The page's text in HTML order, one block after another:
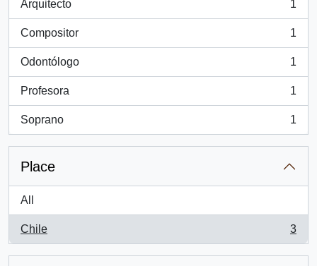
Arquitecto
, 1 results
1
Compositor
, 1 results
1
Odontólogo
, 1 results
1
Profesora
, 1 results
1
Soprano
, 1 results
1
Place
All
Chile
, 3 results
3